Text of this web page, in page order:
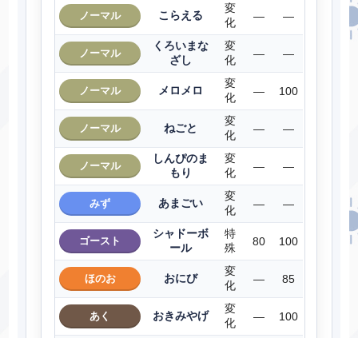
ノーマル こらえる
変
化
― ―
ノーマル
くろいまな
ざし
変
化
― ―
ノーマル メロメロ
変
化
― 100
ノーマル ねごと
変
化
― ―
ノーマル
しんぴのま
もり
変
化
― ―
みず あまごい
変
化
― ―
ゴースト
シャドーボ
ール
特
殊
80 100
ほのお おにび
変
化
― 85
あく おきみやげ
変
化
― 100